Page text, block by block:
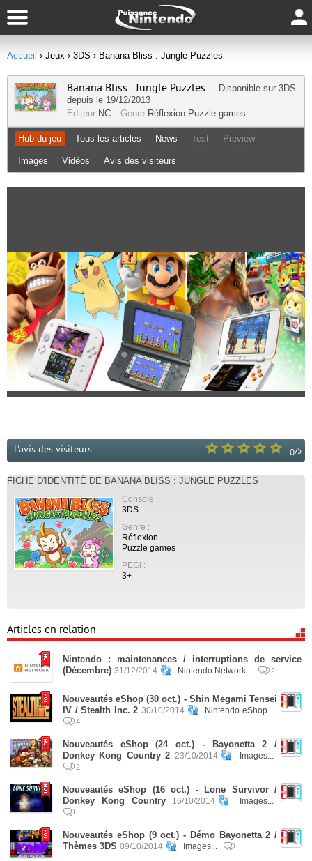
Accueil › Jeux › 3DS › Banana Bliss : Jungle Puzzles
Banana Bliss : Jungle Puzzles Disponible sur 3DS
depuis le 19/12/2013
Editeur NC Genre Réflexion Puzzle games
Hub du jeu Tous les articles News Test Preview
Images Vidéos Avis des visiteurs
0/5
L'avis des visiteurs
FICHE D'IDENTITÉ DE BANANA BLISS : JUNGLE PUZZLES
Console :
3DS
Genre :
Réflexion
Puzzle games
PEGI :
3+
Articles en relation
Nintendo : maintenances / interruptions de service
(Décembre) 31/12/2014 Nintendo Network... 2
Nouveautés eShop (30 oct.) - Shin Megami Tensei
IV / Stealth Inc. 2 30/10/2014 Nintendo eShop...
4
Nouveautés eShop (24 oct.) - Bayonetta 2 /
Donkey Kong Country 2
23/10/2014 Images...
2
Nouveautés eShop (16 oct.) - Lone Survivor /
Donkey Kong Country
16/10/2014 Images...
Nouveautés eShop (9 oct.) - Démo Bayonetta 2 /
Thèmes 3DS 09/10/2014 Images...